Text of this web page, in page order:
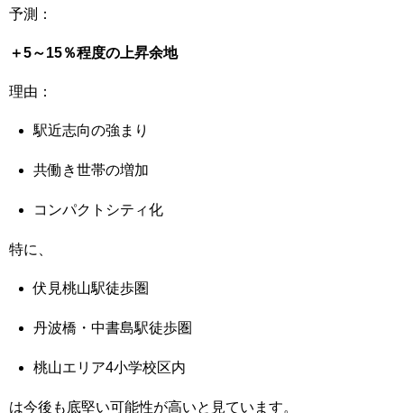
予測：
＋5～15％程度の上昇余地
理由：
駅近志向の強まり
共働き世帯の増加
コンパクトシティ化
特に、
伏見桃山駅徒歩圏
丹波橋・中書島駅徒歩圏
桃山エリア4小学校区内
は今後も底堅い可能性が高いと見ています。